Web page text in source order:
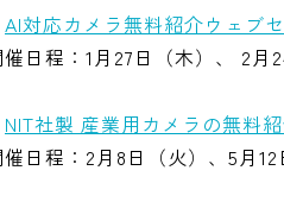
AI対応カメラ無料紹介ウェブ
催日程：1月27日（木）、 2月
NIT社製 産業用カメラの無料
催日程：2月8日（火）、5月12